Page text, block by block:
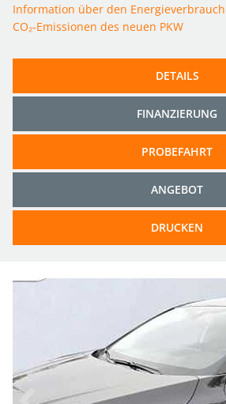
Information über den
CO₂-Emissionen des neuen PKW
DETAILS
FINANZIERUNG
PROBEFAHRT
ANGEBOT
DRUCKEN